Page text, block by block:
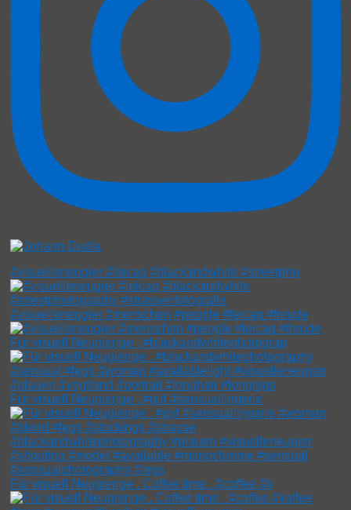
#visuelleneugier #leicaq #blackandwhite #streetpho
#visuelleneugier #menschen #people #leicaq #freude
Für visuell Neugierige . #blackandwhitephotograp
Für visuell Neugierige . #girl #sensuallingerie
Für visuell Neugierige . Coffee time . #coffee #k